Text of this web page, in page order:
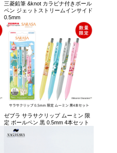
三菱鉛筆 &knot カラビナ付きボール
ペン ジェットストリームインサイド
0.5mm
ゼブラ サラサクリップ ムーミン 限
定 ボールペン 黒 0.5mm 4本セット